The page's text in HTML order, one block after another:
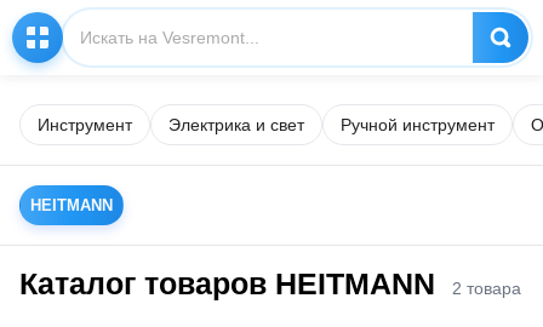
Инструмент Электрика и свет Ручной инструмент
HEITMANN
Каталог товаров HEITMANN 2 товара